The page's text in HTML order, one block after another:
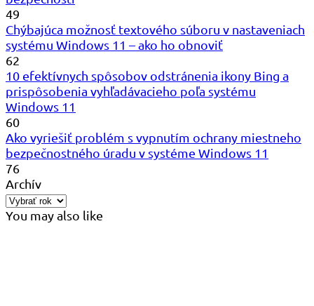
49
Chýbajúca možnosť textového súboru v nastaveniach
systému Windows 11 – ako ho obnoviť
62
10 efektívnych spôsobov odstránenia ikony Bing a
prispôsobenia vyhľadávacieho poľa systému
Windows 11
60
Ako vyriešiť problém s vypnutím ochrany miestneho
bezpečnostného úradu v systéme Windows 11
76
Archív
You may also like